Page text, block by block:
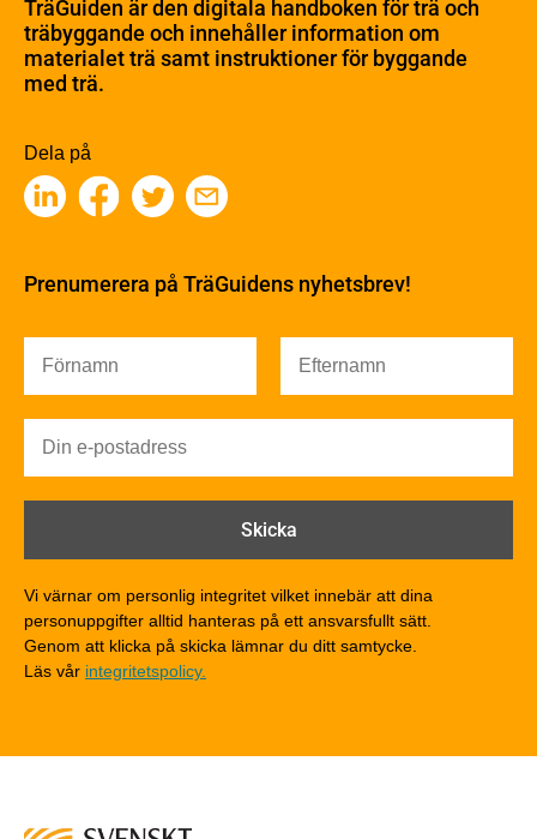
Skogsbruk
Barrträdets uppbyggnad
Träets egenskaper och kvalitet
Träbaserade produkter
Kemisk behandling
Fakta om Limträ
Värmeisolering och lufttäthet
Ljud
Brandsäkerhet
Brandsäkerhet
Brandförlopp i byggnader
Brandklasser för material och konstruktioner
Träkonstruktioners brandmotstånd
Detaljlösningar
Träytors brandegenskaper
Tekniska byten med sprinkler
Riskvärdering i flervåningsbostadshus
TräGuiden är den digitala handboken för trä och
träbyggande och innehåller information om
materialet trä samt instruktioner för byggande
med trä.
Dela på
Prenumerera på TräGuidens nyhetsbrev!
Vi värnar om personlig integritet vilket innebär att dina
personuppgifter alltid hanteras på ett ansvarsfullt sätt.
Genom att klicka på skicka lämnar du ditt samtycke.
Läs vår integritetspolicy.